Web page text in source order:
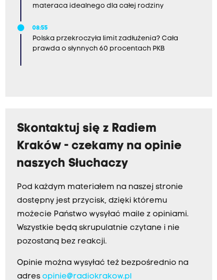
materaca idealnego dla całej rodziny
08:55
Polska przekroczyła limit zadłużenia? Cała
prawda o słynnych 60 procentach PKB
Skontaktuj się z Radiem
Kraków - czekamy na opinie
naszych Słuchaczy
Pod każdym materiałem na naszej stronie
dostępny jest przycisk, dzięki któremu
możecie Państwo wysyłać maile z opiniami.
Wszystkie będą skrupulatnie czytane i nie
pozostaną bez reakcji.
Opinie można wysyłać też bezpośrednio na
adres opinie@radiokrakow.pl